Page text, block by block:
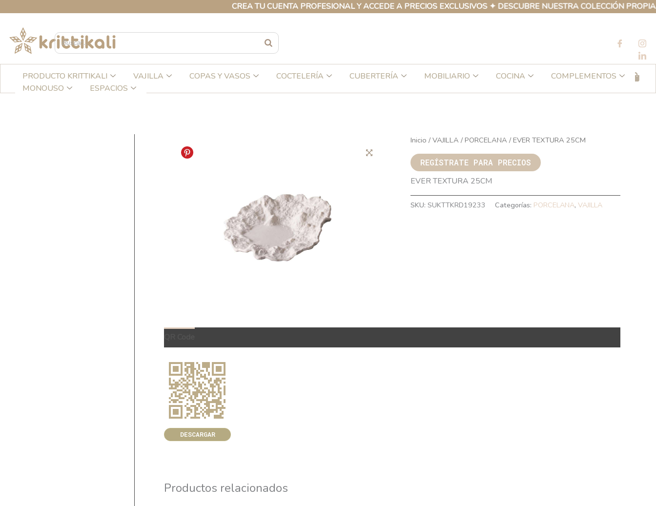
CREA TU CUENTA PROFESIONAL Y ACCEDE A PRECIOS EXCLUSIVOS ✦ DESCUBRE NUESTRA COLECCIÓN PROPIA DE
contenido
PRODUCTO KRITTIKALI VAJILLA COPAS Y VASOS COCTELERÍA CUBERTERÍA MOBILIARIO COCINA
COMPLEMENTOS
MONOUSO
ESPACIOS
Inicio / VAJILLA / PORCELANA / EVER TEXTURA 25CM
REGÍSTRATE PARA PRECIOS
EVER TEXTURA 25CM
SKU: SUKTTKRD19233 Categorías: PORCELANA, VAJILLA
DESCARGAR
Productos relacionados